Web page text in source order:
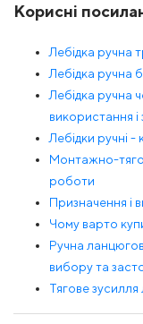
Корисні
Лебідка ручна
Лебідка ручна
Лебідка ручна
використання і
Лебідки ручні -
Монтажно-
роботи
Призначення і
Чому варто
Ручна
вибору та
Тягове